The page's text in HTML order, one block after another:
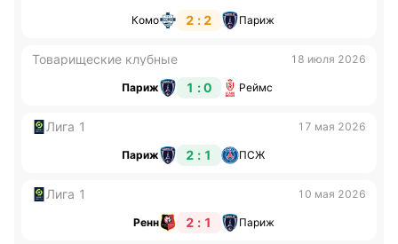
Комо 2 : 2 Париж
Товарищеские клубные 18 июля 2026
Париж 1 : 0 Реймс
Лига 1 17 мая 2026
Париж 2 : 1 ПСЖ
Лига 1 10 мая 2026
Ренн 2 : 1 Париж